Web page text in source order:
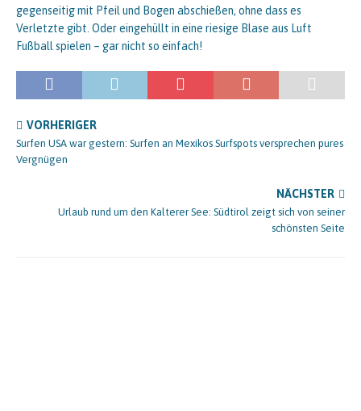
gegenseitig mit Pfeil und Bogen abschießen, ohne dass es
Verletzte gibt. Oder eingehüllt in eine riesige Blase aus Luft
Fußball spielen – gar nicht so einfach!
VORHERIGER
Surfen USA war gestern: Surfen an Mexikos Surfspots versprechen pures
Vergnügen
NÄCHSTER
Urlaub rund um den Kalterer See: Südtirol zeigt sich von seiner
schönsten Seite